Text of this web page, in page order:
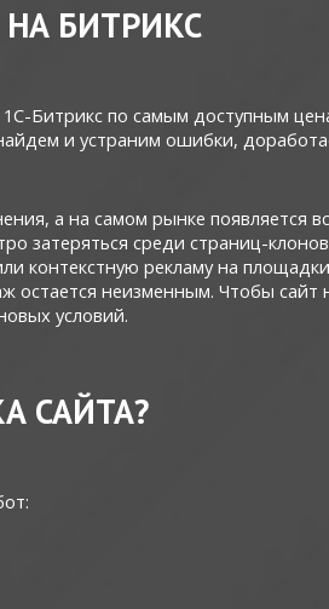
БИТРИКС
Битрикс по самым доступным
и устраним ошибки,
а на самом рынке появляется
затеряться среди страниц-
контекстную рекламу на
остается неизменным. Чтобы сайт
условий.
САЙТА?